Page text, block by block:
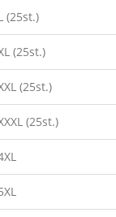
(25st.)
(25st.)
(25st.)
(25st.)